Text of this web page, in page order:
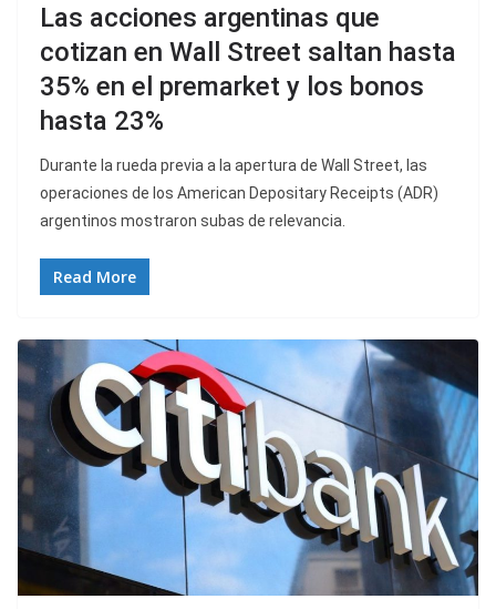
Las acciones argentinas que
cotizan en Wall Street saltan hasta
35% en el premarket y los bonos
hasta 23%
Durante la rueda previa a la apertura de Wall Street, las
operaciones de los American Depositary Receipts (ADR)
argentinos mostraron subas de relevancia.
Read More